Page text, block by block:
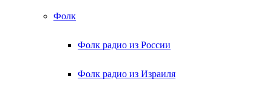
Фолк
Фолк радио из России
Фолк радио из Израиля